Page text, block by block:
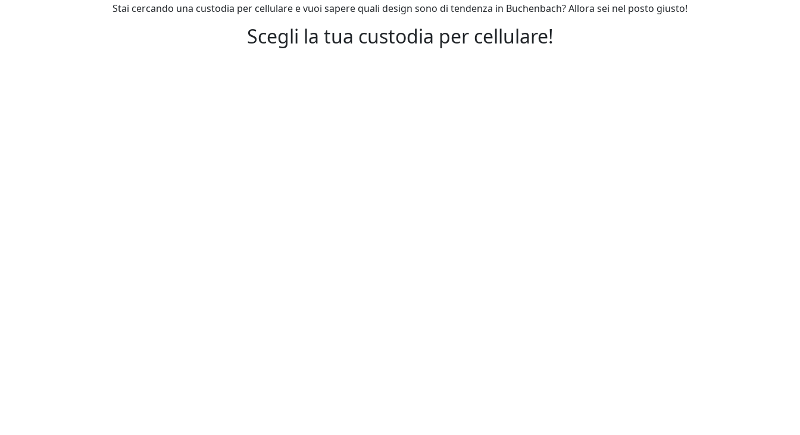
Stai cercando una custodia per cellulare e vuoi sapere quali design sono di tendenza in Buchenbach? Allora sei nel posto giusto!
Scegli la tua custodia per cellulare!